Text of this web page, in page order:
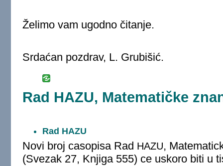
Želimo vam ugodno čitanje.
Srdaćan pozdrav, L. Grubišić.
Rad HAZU, Matematičke
Rad HAZU
Novi broj casopisa Rad HAZU,
(Svezak 27, Knjiga 555) ce uskoro biti u